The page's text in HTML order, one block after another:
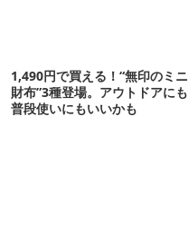
1,490円で買える！“無印のミニ
財布”3種登場。アウトドアにも
普段使いにもいいかも